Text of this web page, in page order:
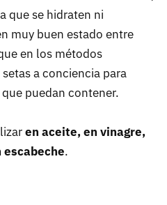
que se hidraten ni
muy buen estado entre
en los métodos
a conciencia para
puedan contener.
en aceite, en vinagre,
escabeche.